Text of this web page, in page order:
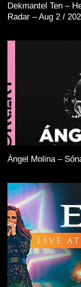
Dekmantel Ten –
Radar – Aug 2 /
Ángel Molina –